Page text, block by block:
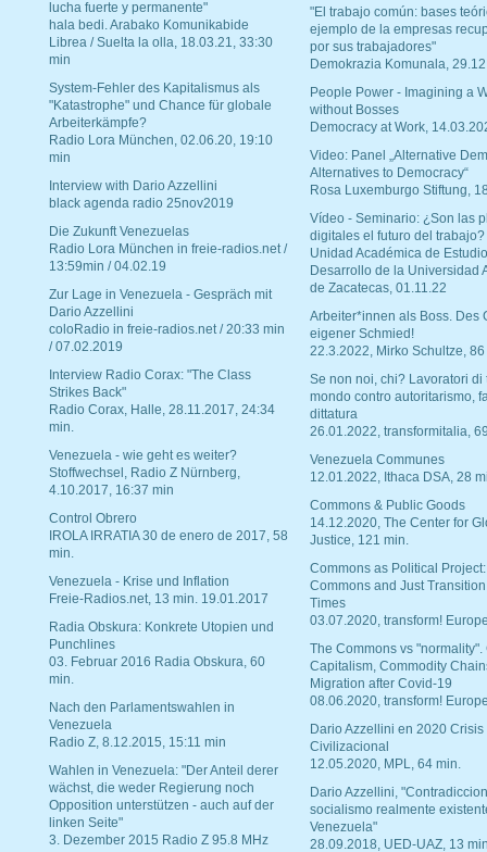
lucha fuerte y permanente"
hala bedi. Arabako Komunikabide
Librea / Suelta la olla, 18.03.21, 33:30
min
System-Fehler des Kapitalismus als
"Katastrophe" und Chance für globale
Arbeiterkämpfe?
Radio Lora München, 02.06.20, 19:10
min
Interview with Dario Azzellini
black agenda radio 25nov2019
Die Zukunft Venezuelas
Radio Lora München in freie-radios.net /
13:59min / 04.02.19
Zur Lage in Venezuela - Gespräch mit
Dario Azzellini
coloRadio in freie-radios.net / 20:33 min
/ 07.02.2019
Interview Radio Corax: "The Class
Strikes Back"
Radio Corax, Halle, 28.11.2017, 24:34
min.
Venezuela - wie geht es weiter?
Stoffwechsel, Radio Z Nürnberg,
4.10.2017, 16:37 min
Control Obrero
IROLA IRRATIA 30 de enero de 2017, 58
min.
Venezuela - Krise und Inflation
Freie-Radios.net, 13 min. 19.01.2017
Radia Obskura: Konkrete Utopien und
Punchlines
03. Februar 2016 Radia Obskura, 60
min.
Nach den Parlamentswahlen in
Venezuela
Radio Z, 8.12.2015, 15:11 min
Wahlen in Venezuela: "Der Anteil derer
wächst, die weder Regierung noch
Opposition unterstützen - auch auf der
linken Seite"
3. Dezember 2015 Radio Z 95.8 MHz
"El trabajo común: bases
ejemplo de la empresas
por sus trabajadores"
Demokrazia Komunala,
People Power - Imagining a
without Bosses
Democracy at Work,
Video: Panel „Alternative
Alternatives to Democracy“
Rosa Luxemburgo Stiftung,
Vídeo - Seminario: ¿Son las
digitales el futuro del trabajo?
Unidad Académica de
Desarrollo de la Universidad
de Zacatecas, 01.11.22
Arbeiter*innen als Boss. Des
eigener Schmied!
22.3.2022, Mirko Schultze, 86
Se non noi, chi? Lavoratori di
mondo contro autoritarismo,
dittatura
26.01.2022, transformitalia,
Venezuela Communes
12.01.2022, Ithaca DSA, 28
Commons & Public Goods
14.12.2020, The Center for
Justice, 121 min.
Commons as Political Project:
Commons and Just
Times
03.07.2020, transform!
The Commons vs "normality".
Capitalism, Commodity
Migration after Covid-19
08.06.2020, transform!
Dario Azzellini en 2020 Crisis
Civilizacional
12.05.2020, MPL, 64 min.
Dario Azzellini,
socialismo realmente
Venezuela"
28.09.2018, UED-UAZ, 13